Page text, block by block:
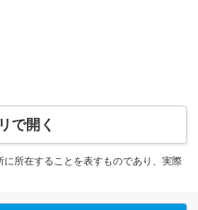
で開く
所在することを表すものであり、実際